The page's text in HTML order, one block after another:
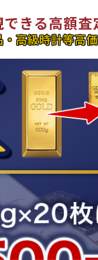
きる高額査
・高級時計等高